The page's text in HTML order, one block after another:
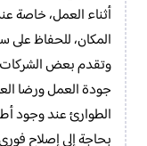
أثناء العمل، خاصة
المكان، للحفاظ على
وتقدم بعض الشركات
جودة العمل ورضا
الطوارئ عند وجود
بحاجة إلى إصلاح